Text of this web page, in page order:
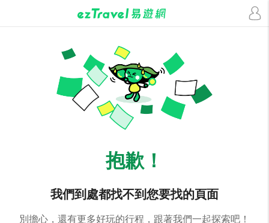
抱歉！
我們到處都找不到您要找的頁面
別擔心，還有更多好玩的行程，跟著我們一起探索吧！